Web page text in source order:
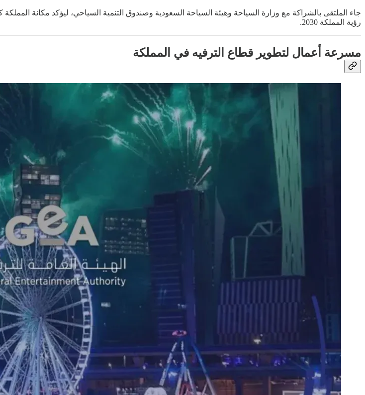
جاء الملتقى بالشراكة مع وزارة السياحة وهيئة السياحة السعودية وصندوق التنمية السياحي، ليؤكد مكانة
رؤية المملكة 2030.
مسرعة أعمال لتطوير قطاع الترفيه في المملكة